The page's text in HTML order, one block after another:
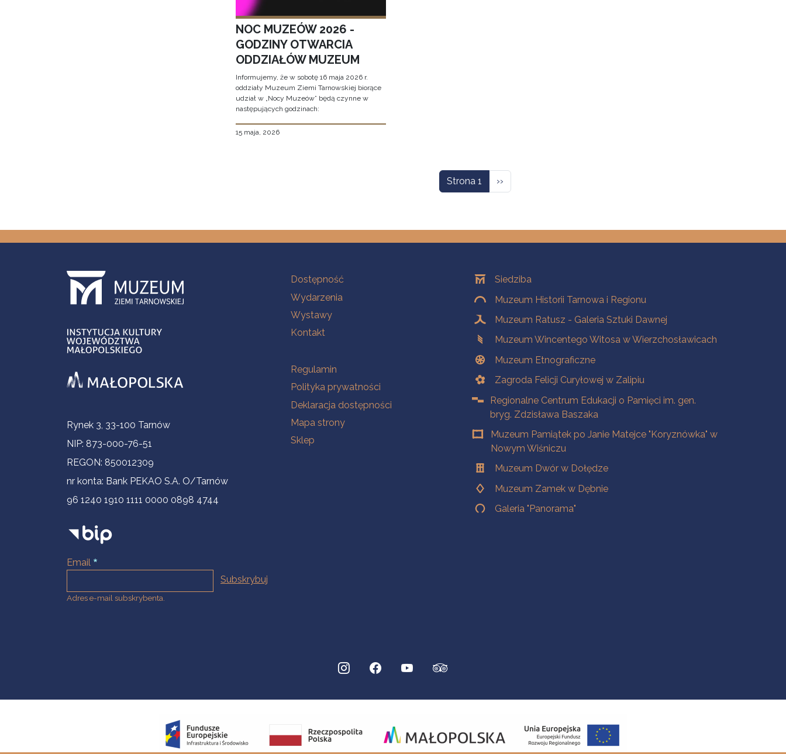
NOC MUZEÓW 2026 -
GODZINY OTWARCIA
ODDZIAŁÓW MUZEUM
Informujemy, że w sobotę 16 maja 2026 r.
oddziały Muzeum Ziemi Tarnowskiej biorące
udział w „Nocy Muzeów” będą czynne w
następujących godzinach:
15 maja, 2026
Strona 1 Następna strona
››
Informacje kontaktowe
Rynek 3, 33-100 Tarnów
NIP: 873-000-76-51
REGON: 850012309
nr konta: Bank PEKAO S.A. O/Tarnów
96 1240 1910 1111 0000 0898 4744
Email
Adres e-mail subskrybenta.
Na skróty
Dostępność
Wydarzenia
Wystawy
Kontakt
Na skróty
Regulamin
Polityka prywatności
Deklaracja dostępności
Mapa strony
Sklep
OddziałySiedziba
Muzeum Historii Tarnowa i Regionu
Muzeum Ratusz - Galeria Sztuki Dawnej
Muzeum Wincentego Witosa w Wierzchosławicach
Muzeum Etnograficzne
Zagroda Felicji Curyłowej w Zalipiu
Regionalne Centrum Edukacji o Pamięci im. gen.
bryg. Zdzisława Baszaka
Muzeum Pamiątek po Janie Matejce "Koryznówka" w
Nowym Wiśniczu
Muzeum Dwór w Dołędze
Muzeum Zamek w Dębnie
Galeria "Panorama"